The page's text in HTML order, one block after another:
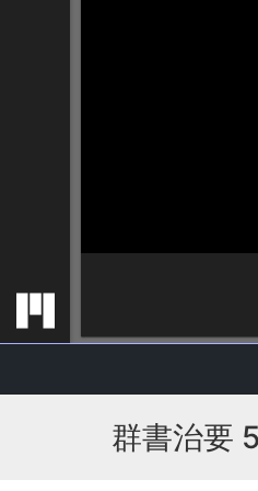
群書治要